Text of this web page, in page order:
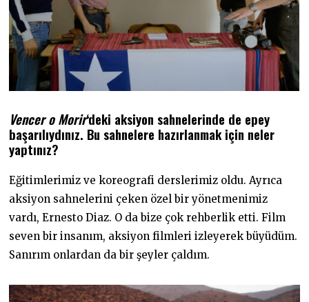
Vencer o Morir‘deki aksiyon sahnelerinde de epey
başarılıydınız. Bu sahnelere hazırlanmak için neler
yaptınız?
Eğitimlerimiz ve koreografi derslerimiz oldu. Ayrıca
aksiyon sahnelerini çeken özel bir yönetmenimiz
vardı, Ernesto Diaz. O da bize çok rehberlik etti. Film
seven bir insanım, aksiyon filmleri izleyerek büyüdüm.
Sanırım onlardan da bir şeyler çaldım.